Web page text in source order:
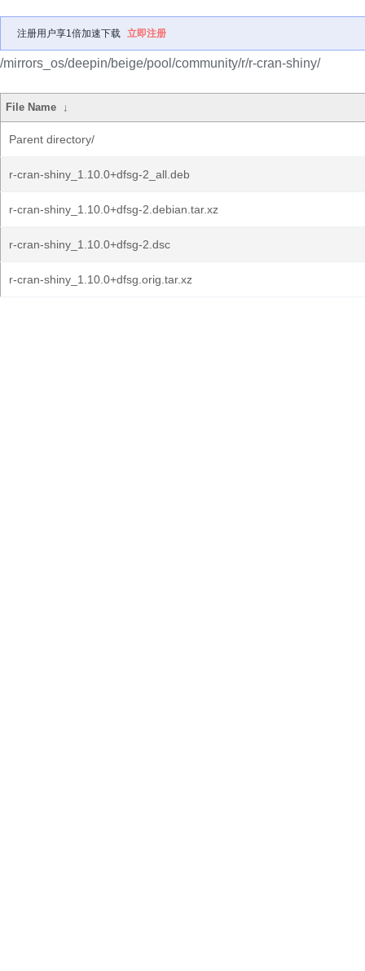
注册用户享1倍加速下载 立即注册
/mirrors_os/deepin/beige/pool/community/r/r-cran-shiny/
File Name ↓
Parent directory/
r-cran-shiny_1.10.0+dfsg-2_all.deb
r-cran-shiny_1.10.0+dfsg-2.debian.tar.xz
r-cran-shiny_1.10.0+dfsg-2.dsc
r-cran-shiny_1.10.0+dfsg.orig.tar.xz